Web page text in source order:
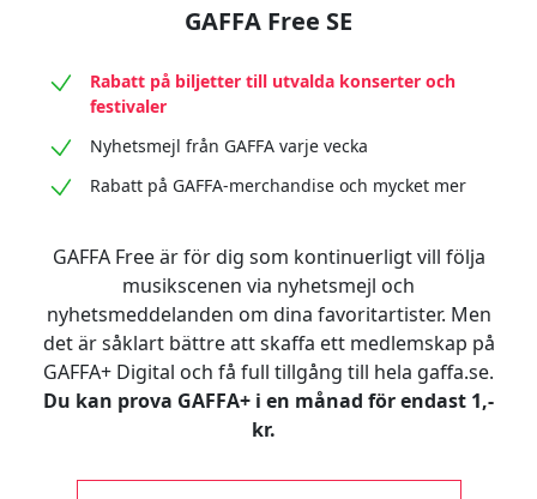
GAFFA Free SE
Rabatt på biljetter till utvalda konserter och
festivaler
Nyhetsmejl från GAFFA varje vecka
Rabatt på GAFFA-merchandise och mycket mer
GAFFA Free är för dig som kontinuerligt vill följa
musikscenen via nyhetsmejl och
nyhetsmeddelanden om dina favoritartister. Men
det är såklart bättre att skaffa ett medlemskap på
GAFFA+ Digital och få full tillgång till hela gaffa.se.
Du kan prova GAFFA+ i en månad för endast 1,-
kr.